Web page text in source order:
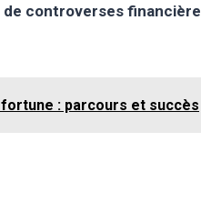
controverses
: parcours et succès